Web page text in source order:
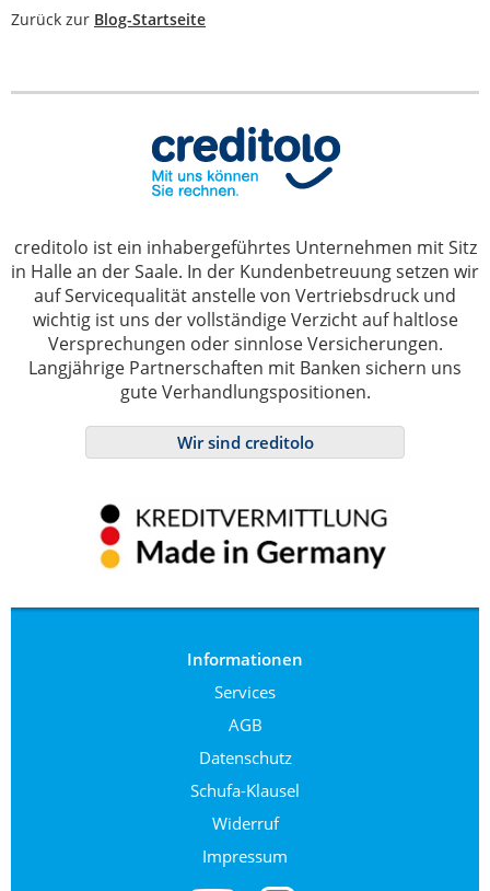
Zurück zur Blog-Startseite
creditolo ist ein inhabergeführtes Unternehmen mit Sitz
in Halle an der Saale. In der Kundenbetreuung setzen wir
auf Servicequalität anstelle von Vertriebsdruck und
wichtig ist uns der vollständige Verzicht auf haltlose
Versprechungen oder sinnlose Versicherungen.
Langjährige Partnerschaften mit Banken sichern uns
gute Verhandlungspositionen.
Wir sind creditolo
Informationen
Services
AGB
Datenschutz
Schufa-Klausel
Widerruf
Impressum